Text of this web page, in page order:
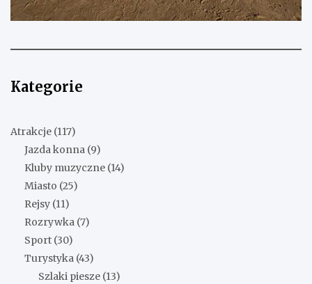
Kategorie
Atrakcje (117)
Jazda konna (9)
Kluby muzyczne (14)
Miasto (25)
Rejsy (11)
Rozrywka (7)
Sport (30)
Turystyka (43)
Szlaki piesze (13)